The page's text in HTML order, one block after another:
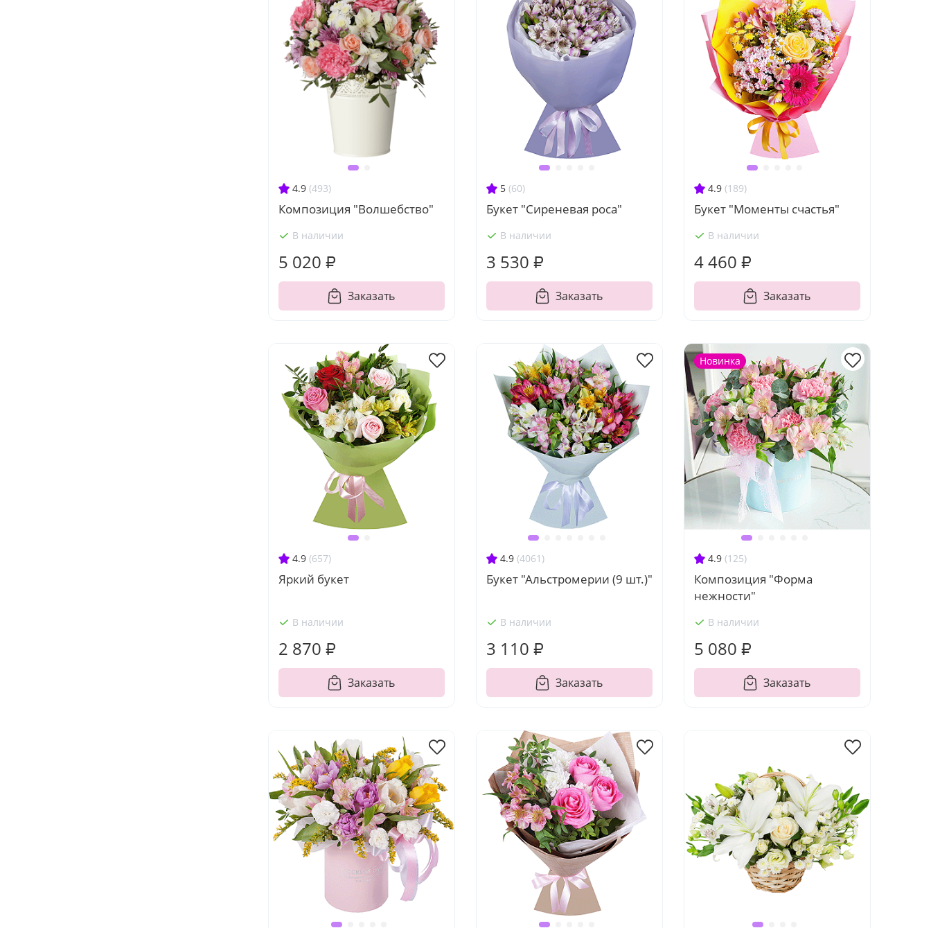
4.9 (493)
Композиция "Волшебство"
В наличии
5 020 ₽
Заказать
5 (60)
Букет "Сиреневая роса"
В наличии
3 530 ₽
Заказать
4.9 (189)
Букет "Моменты счастья"
В наличии
4 460 ₽
Заказать
4.9 (657)
Яркий букет
В наличии
2 870 ₽
Заказать
4.9 (4061)
Букет "Альстромерии (9 шт.)"
В наличии
3 110 ₽
Заказать
4.9 (125)
Композиция "Форма
нежности"
В наличии
5 080 ₽
Заказать
Новинка